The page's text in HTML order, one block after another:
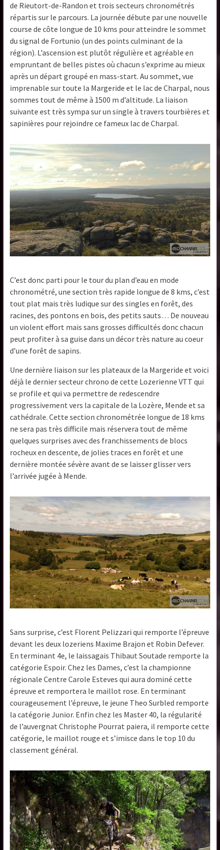
de Rieutort-de-Randon et trois secteurs chronométrés
répartis sur le parcours. La journée débute par une nouvelle
course de côte longue de 10 kms pour atteindre le sommet
du signal de Fortunio (un des points culminant de la
région). L’ascension est plutôt régulière et agréable en
empruntant de belles pistes où chacun s’exprime au mieux
après un départ groupé en mass-start. Au sommet, vue
imprenable sur toute la Margeride et le lac de Charpal, nous
sommes tout de même à 1500 m d’altitude. La liaison
suivante est très sympa sur un single à travers tourbières et
sapinières pour rejoindre ce fameux lac de Charpal.
C’est donc parti pour le tour du plan d’eau en mode
chronométré, une section très rapide longue de 8 kms, c’est
tout plat mais très ludique sur des singles en forêt, des
racines, des pontons en bois, des petits sauts… De nouveau
un violent effort mais sans grosses difficultés donc chacun
peut profiter à sa guise dans un décor très nature au coeur
d’une forêt de sapins.
Une dernière liaison sur les plateaux de la Margeride et voici
déjà le dernier secteur chrono de cette Lozerienne VTT qui
se profile et qui va permettre de redescendre
progressivement vers la capitale de la Lozère, Mende et sa
cathédrale. Cette section chronométrée longue de 18 kms
ne sera pas très difficile mais réservera tout de même
quelques surprises avec des franchissements de blocs
rocheux en descente, de jolies traces en forêt et une
dernière montée sévère avant de se laisser glisser vers
l’arrivée jugée à Mende.
Sans surprise, c’est Florent Pelizzari qui remporte l’épreuve
devant les deux lozeriens Maxime Brajon et Robin Defever.
En terminant 4e, le laissagais Thibaut Soutade remporte la
catégorie Espoir. Chez les Dames, c’est la championne
régionale Centre Carole Esteves qui aura dominé cette
épreuve et remportera le maillot rose. En terminant
courageusement l’épreuve, le jeune Theo Surbled remporte
la catégorie Junior. Enfin chez les Master 40, la régularité
de l’auvergnat Christophe Pourrat paiera, il remporte cette
catégorie, le maillot rouge et s’imisce dans le top 10 du
classement général.